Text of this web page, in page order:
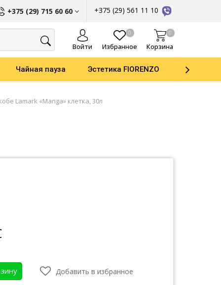
+375 (29) 715 60 60 +375 (29) 561 11 10
Войти
0
Избранное
0
Корзина
Чайная пауза Эстетика FIORENZO Parker
Lamark «Manga» клетка, 30л
Добавить в избранное